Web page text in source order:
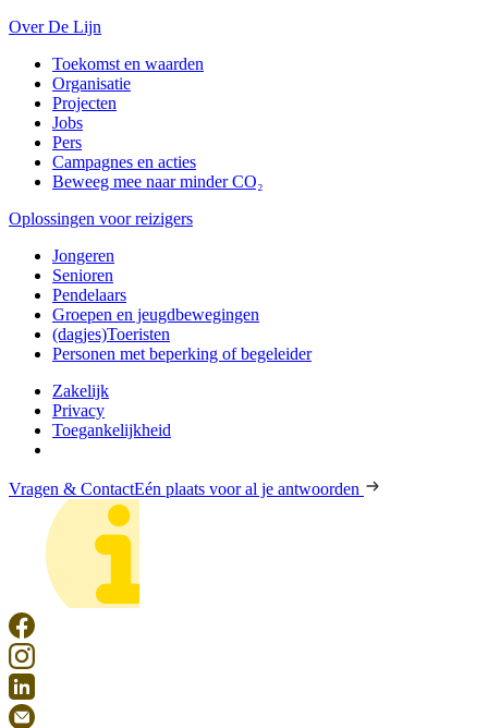
Over De Lijn
Toekomst en waarden
Organisatie
Projecten
Jobs
Pers
Campagnes en acties
Beweeg mee naar minder CO₂
Oplossingen voor reizigers
Jongeren
Senioren
Pendelaars
Groepen en jeugdbewegingen
(dagjes)Toeristen
Personen met beperking of begeleider
Zakelijk
Privacy
Toegankelijkheid
Vragen & ContactEén plaats voor al je antwoorden